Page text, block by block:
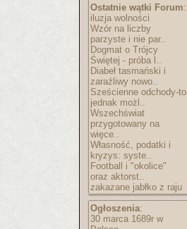
Ostatnie wątki Forum:
iluzja wolności
Wzór na liczby
parzyste i nie par..
Dogmat o Trójcy
Świętej - próba l..
Diabeł tasmański i
zaraźliwy nowo..
Sześcienne odchody-to
jednak możl..
Wszechświat
przygotowany na
więce..
Własność, podatki i
kryzys: syste..
Football i "okolice"
oraz aktorst..
zakazane jabłko z raju
Ogłoszenia:
30 marca 1689r w